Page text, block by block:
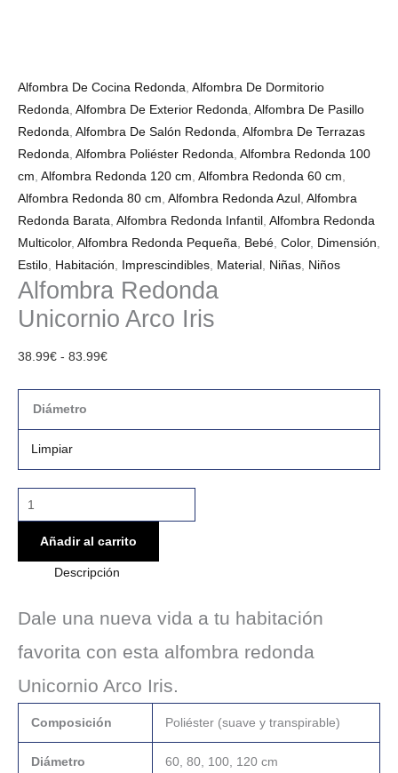
Alfombra De Cocina Redonda, Alfombra De Dormitorio
Redonda, Alfombra De Exterior Redonda, Alfombra De Pasillo
Redonda, Alfombra De Salón Redonda, Alfombra De Terrazas
Redonda, Alfombra Poliéster Redonda, Alfombra Redonda 100
cm, Alfombra Redonda 120 cm, Alfombra Redonda 60 cm,
Alfombra Redonda 80 cm, Alfombra Redonda Azul , Alfombra
Redonda Barata, Alfombra Redonda Infantil , Alfombra Redonda
Multicolor, Alfombra Redonda Pequeña, Bebé, Color, Dimensión,
Estilo, Habitación, Imprescindibles, Material , Niñas, Niños
Alfombra Redonda
Unicornio Arco Iris
38.99€ - 83.99€
Diámetro
Limpiar
Añadir al carrito
Descripción
Dale una nueva vida a tu habitación
favorita con esta alfombra redonda
Unicornio Arco Iris.
Composición Poliéster (suave y transpirable)
Diámetro 60, 80, 100, 120 cm